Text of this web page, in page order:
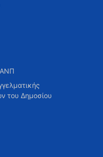
του Δημοσίου